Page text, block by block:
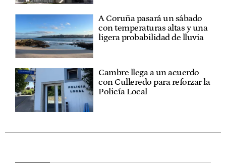
A Coruña pasará un sábado
con temperaturas altas y una
ligera probabilidad de lluvia
Cambre llega a un acuerdo
con Culleredo para reforzar la
Policía Local